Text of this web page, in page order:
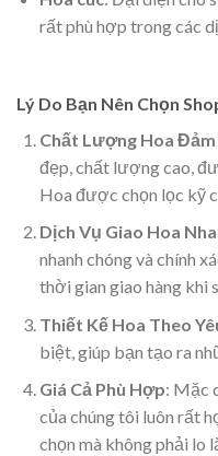
rất phù hợp trong các
Lý Do Bạn Nên Chọn
Chất Lượng Hoa Đảm
đẹp, chất lượng cao,
Hoa được chọn lọc kỹ
Dịch Vụ Giao Hoa
nhanh chóng và chính
thời gian giao hàng khi
Thiết Kế Hoa Theo
biệt, giúp bạn tạo ra
Giá Cả Phù Hợp: Mặc
của chúng tôi luôn rất
chọn mà không phải lo